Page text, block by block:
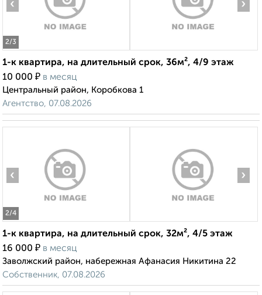
2/3
‹ ›
1-к квартира, на длительный срок, 36м², 4/9 этаж
10 000 ₽ в месяц
Центральный район, Коробкова 1
Агентство, 07.08.2026
2/4
‹ ›
1-к квартира, на длительный срок, 32м², 4/5 этаж
16 000 ₽ в месяц
Заволжский район, набережная Афанасия Никитина 22
Собственник, 07.08.2026